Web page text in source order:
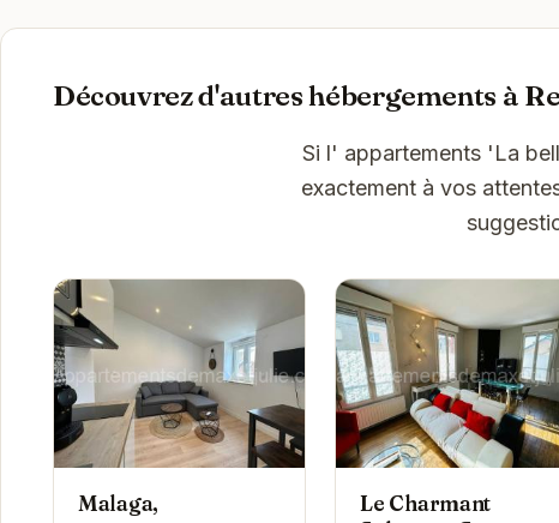
Découvrez d'autres hébergements à
Si l' appartements 'La
exactement à vos
Malaga,
Le Charmant